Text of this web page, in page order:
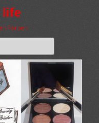
life
Farben